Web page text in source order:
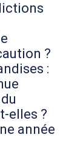
?
:
elles ?
année